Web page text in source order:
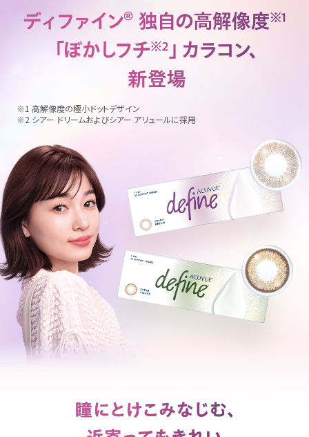
※1 高解像度の極小ドットデザイン
※2 シアー ドリームおよびシアー アリュールに採用